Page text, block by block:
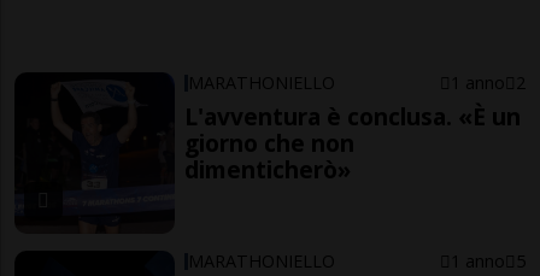
MARATHONIELLO 1 anno 2
L'avventura è conclusa. «È un
giorno che non
dimenticherò»
MARATHONIELLO 1 anno 5